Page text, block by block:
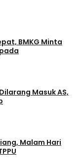
BMKG Minta
Masuk AS,
Malam Hari